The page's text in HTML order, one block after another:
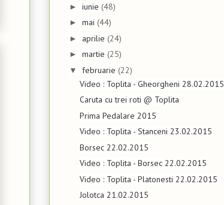
► iunie (48)
► mai (44)
► aprilie (24)
► martie (25)
▼ februarie (22)
Video : Toplita - Gheorgheni 28.02.2015
Caruta cu trei roti @ Toplita
Prima Pedalare 2015
Video : Toplita - Stanceni 23.02.2015
Borsec 22.02.2015
Video : Toplita - Borsec 22.02.2015
Video : Toplita - Platonesti 22.02.2015
Jolotca 21.02.2015